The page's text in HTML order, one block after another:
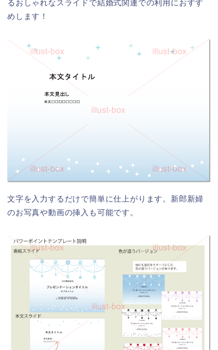
るおしゃれなスライドで結婚式関連での利用におすす
めします！
文字を入力するだけで簡単に仕上がります。新郎新婦
のお写真や動画の挿入も可能です。